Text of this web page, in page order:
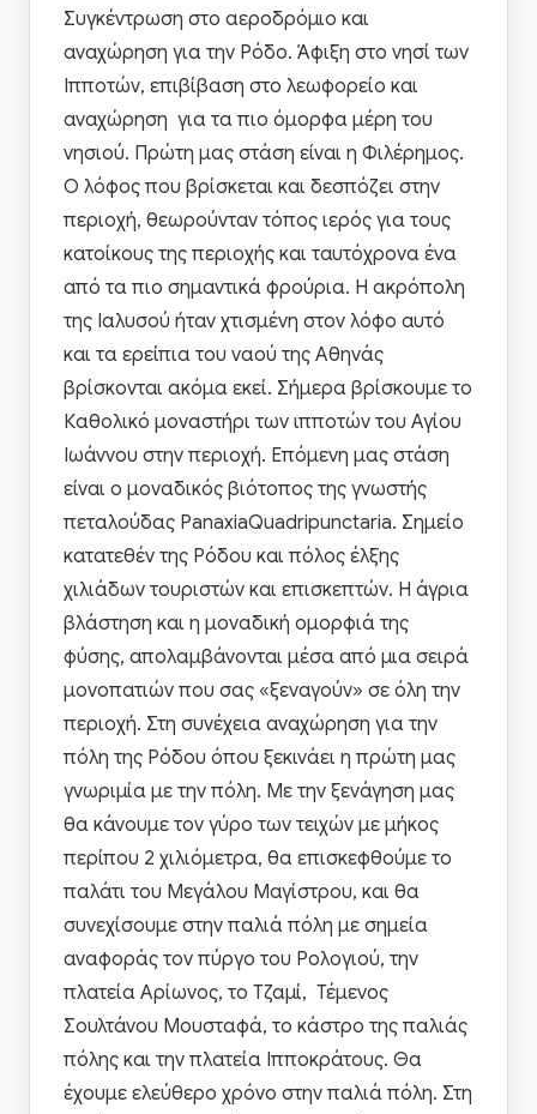
Συγκέντρωση στο αεροδρόμιο και
αναχώρηση για την Ρόδο. Άφιξη στο νησί των
Ιπποτών, επιβίβαση στο λεωφορείο και
αναχώρηση για τα πιο όμορφα μέρη του
νησιού. Πρώτη μας στάση είναι η Φιλέρημος.
Ο λόφος που βρίσκεται και δεσπόζει στην
περιοχή, θεωρούνταν τόπος ιερός για τους
κατοίκους της περιοχής και ταυτόχρονα ένα
από τα πιο σημαντικά φρούρια. Η ακρόπολη
της Ιαλυσού ήταν χτισμένη στον λόφο αυτό
και τα ερείπια του ναού της Αθηνάς
βρίσκονται ακόμα εκεί. Σήμερα βρίσκουμε το
Καθολικό μοναστήρι των ιπποτών του Αγίου
Ιωάννου στην περιοχή. Επόμενη μας στάση
είναι ο μοναδικός βιότοπος της γνωστής
πεταλούδας PanaxiaQuadripunctaria. Σημείο
κατατεθέν της Ρόδου και πόλος έλξης
χιλιάδων τουριστών και επισκεπτών. Η άγρια
βλάστηση και η μοναδική ομορφιά της
φύσης, απολαμβάνονται μέσα από μια σειρά
μονοπατιών που σας «ξεναγούν» σε όλη την
περιοχή. Στη συνέχεια αναχώρηση για την
πόλη της Ρόδου όπου ξεκινάει η πρώτη μας
γνωριμία με την πόλη. Με την ξενάγηση μας
θα κάνουμε τον γύρο των τειχών με μήκος
περίπου 2 χιλιόμετρα, θα επισκεφθούμε το
παλάτι του Μεγάλου Μαγίστρου, και θα
συνεχίσουμε στην παλιά πόλη με σημεία
αναφοράς τον πύργο του Ρολογιού, την
πλατεία Αρίωνος, το Τζαμί, Τέμενος
Σουλτάνου Μουσταφά, το κάστρο της παλιάς
πόλης και την πλατεία Ιπποκράτους. Θα
έχουμε ελεύθερο χρόνο στην παλιά πόλη. Στη